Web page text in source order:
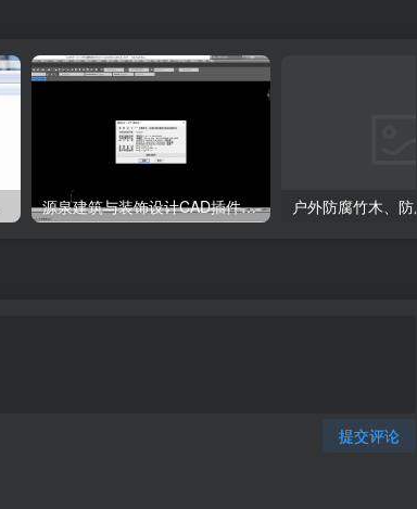
源泉建筑与装饰设计CAD插件工具箱（YQArch 6.7.4）
提交评论